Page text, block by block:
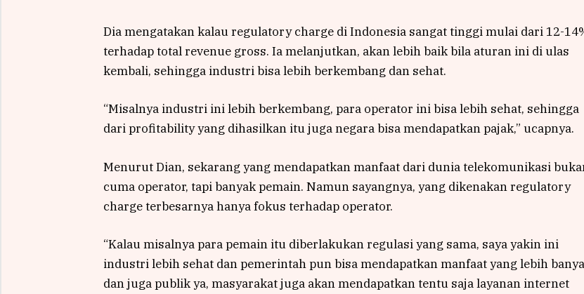
Dia mengatakan kalau regulatory charge di Indonesia sangat tinggi mulai dari 12-
terhadap total revenue gross. Ia melanjutkan, akan lebih baik bila aturan ini di ulas
kembali, sehingga industri bisa lebih berkembang dan sehat.
“Misalnya industri ini lebih berkembang, para operator ini bisa lebih sehat, sehingga
dari profitability yang dihasilkan itu juga negara bisa mendapatkan pajak,” ucapnya.
Menurut Dian, sekarang yang mendapatkan manfaat dari dunia telekomunikasi
cuma operator, tapi banyak pemain. Namun sayangnya, yang dikenakan regulatory
charge terbesarnya hanya fokus terhadap operator.
“Kalau misalnya para pemain itu diberlakukan regulasi yang sama, saya yakin ini
industri lebih sehat dan pemerintah pun bisa mendapatkan manfaat yang lebih
dan juga publik ya, masyarakat juga akan mendapatkan tentu saja layanan internet